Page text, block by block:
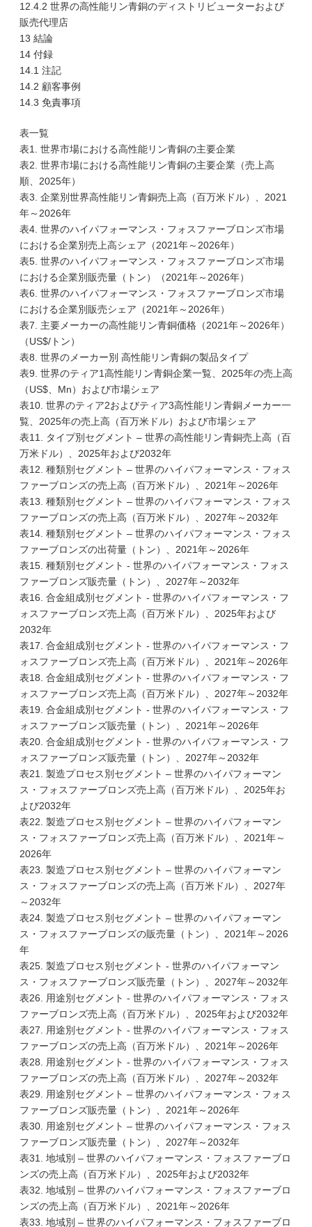
12.4.2 世界の高性能リン青銅のディストリビューターおよび
販売代理店
13 結論
14 付録
14.1 注記
14.2 顧客事例
14.3 免責事項
表一覧
表1. 世界市場における高性能リン青銅の主要企業
表2. 世界市場における高性能リン青銅の主要企業（売上高
順、2025年）
表3. 企業別世界高性能リン青銅売上高（百万米ドル）、2021
年～2026年
表4. 世界のハイパフォーマンス・フォスファーブロンズ市場
における企業別売上高シェア（2021年～2026年）
表5. 世界のハイパフォーマンス・フォスファーブロンズ市場
における企業別販売量（トン）（2021年～2026年）
表6. 世界のハイパフォーマンス・フォスファーブロンズ市場
における企業別販売シェア（2021年～2026年）
表7. 主要メーカーの高性能リン青銅価格（2021年～2026年）
（US$/トン）
表8. 世界のメーカー別 高性能リン青銅の製品タイプ
表9. 世界のティア1高性能リン青銅企業一覧、2025年の売上高
（US$、Mn）および市場シェア
表10. 世界のティア2およびティア3高性能リン青銅メーカー一
覧、2025年の売上高（百万米ドル）および市場シェア
表11. タイプ別セグメント – 世界の高性能リン青銅売上高（百
万米ドル）、2025年および2032年
表12. 種類別セグメント – 世界のハイパフォーマンス・フォス
ファーブロンズの売上高（百万米ドル）、2021年～2026年
表13. 種類別セグメント – 世界のハイパフォーマンス・フォス
ファーブロンズの売上高（百万米ドル）、2027年～2032年
表14. 種類別セグメント – 世界のハイパフォーマンス・フォス
ファーブロンズの出荷量（トン）、2021年～2026年
表15. 種類別セグメント - 世界のハイパフォーマンス・フォス
ファーブロンズ販売量（トン）、2027年～2032年
表16. 合金組成別セグメント - 世界のハイパフォーマンス・フ
ォスファーブロンズ売上高（百万米ドル）、2025年および
2032年
表17. 合金組成別セグメント - 世界のハイパフォーマンス・フ
ォスファーブロンズ売上高（百万米ドル）、2021年～2026年
表18. 合金組成別セグメント - 世界のハイパフォーマンス・フ
ォスファーブロンズ売上高（百万米ドル）、2027年～2032年
表19. 合金組成別セグメント - 世界のハイパフォーマンス・フ
ォスファーブロンズ販売量（トン）、2021年～2026年
表20. 合金組成別セグメント - 世界のハイパフォーマンス・フ
ォスファーブロンズ販売量（トン）、2027年～2032年
表21. 製造プロセス別セグメント – 世界のハイパフォーマン
ス・フォスファーブロンズ売上高（百万米ドル）、2025年お
よび2032年
表22. 製造プロセス別セグメント – 世界のハイパフォーマン
ス・フォスファーブロンズ売上高（百万米ドル）、2021年～
2026年
表23. 製造プロセス別セグメント – 世界のハイパフォーマン
ス・フォスファーブロンズの売上高（百万米ドル）、2027年
～2032年
表24. 製造プロセス別セグメント – 世界のハイパフォーマン
ス・フォスファーブロンズの販売量（トン）、2021年～2026
年
表25. 製造プロセス別セグメント - 世界のハイパフォーマン
ス・フォスファーブロンズ販売量（トン）、2027年～2032年
表26. 用途別セグメント - 世界のハイパフォーマンス・フォス
ファーブロンズ売上高（百万米ドル）、2025年および2032年
表27. 用途別セグメント - 世界のハイパフォーマンス・フォス
ファーブロンズの売上高（百万米ドル）、2021年～2026年
表28. 用途別セグメント - 世界のハイパフォーマンス・フォス
ファーブロンズの売上高（百万米ドル）、2027年～2032年
表29. 用途別セグメント – 世界のハイパフォーマンス・フォス
ファーブロンズ販売量（トン）、2021年～2026年
表30. 用途別セグメント – 世界のハイパフォーマンス・フォス
ファーブロンズ販売量（トン）、2027年～2032年
表31. 地域別 – 世界のハイパフォーマンス・フォスファーブロ
ンズの売上高（百万米ドル）、2025年および2032年
表32. 地域別 – 世界のハイパフォーマンス・フォスファーブロ
ンズの売上高（百万米ドル）、2021年～2026年
表33. 地域別 – 世界のハイパフォーマンス・フォスファーブロ